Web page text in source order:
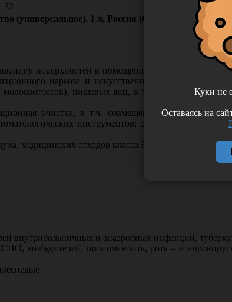
22
(универсальное), 1 л, Россия (ООО "Полисепт")
поверхностей в помещениях, жесткой
наркоза и искусственной вентиляции
молокоотсосов), пищевых яиц, в т.ч. совмещенные в
очистка, в т.ч. совмещенные в один
инструментов; эндоскопов
медицинских отходов класса Б и В;
внутрибольничных и анаэробных инфекций,
возбудителей, полиомиелита, рота – и
Куки не
Оставаясь на